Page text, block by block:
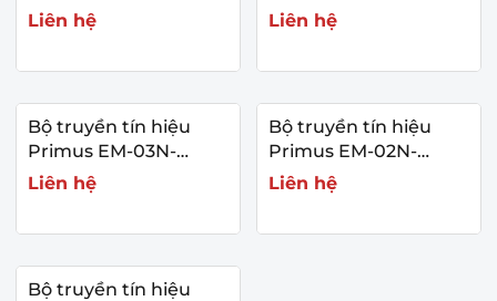
Series
Liên hệ
Series
Liên hệ
Bộ truyền tín hiệu
Primus EM-03N-
Series
Liên hệ
Bộ truyền tín hiệu
Primus EM-02N-
Series
Liên hệ
Bộ truyền tín hiệu